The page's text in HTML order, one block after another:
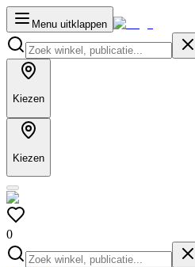
Menu uitklappen
Kiezen
Kiezen
0